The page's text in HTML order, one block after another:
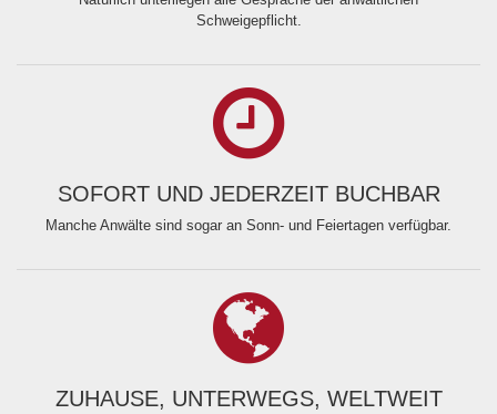
Schweigepflicht.
SOFORT UND JEDERZEIT BUCHBAR
Manche Anwälte sind sogar an Sonn- und Feiertagen verfügbar.
ZUHAUSE, UNTERWEGS, WELTWEIT